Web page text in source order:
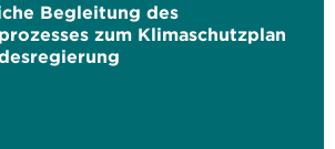
Begleitung des
zum Klimaschutzplan